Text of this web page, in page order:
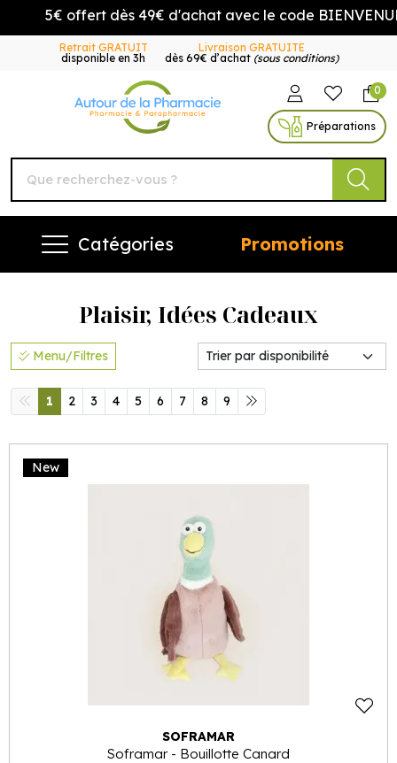
5€ offert dès 49€ d'achat avec le code BIENVENUE5
Retrait GRATUIT
disponible en 3h
Livraison GRATUITE
dès 69€ d’achat (sous conditions)
Autour de la Pharmacie
0
Préparations
Catégories Promotions
Plaisir, Idées Cadeaux
Menu/Filtres
1 2 3 4 5 6 7 8 9
New
SOFRAMAR
Soframar - Bouillotte Canard